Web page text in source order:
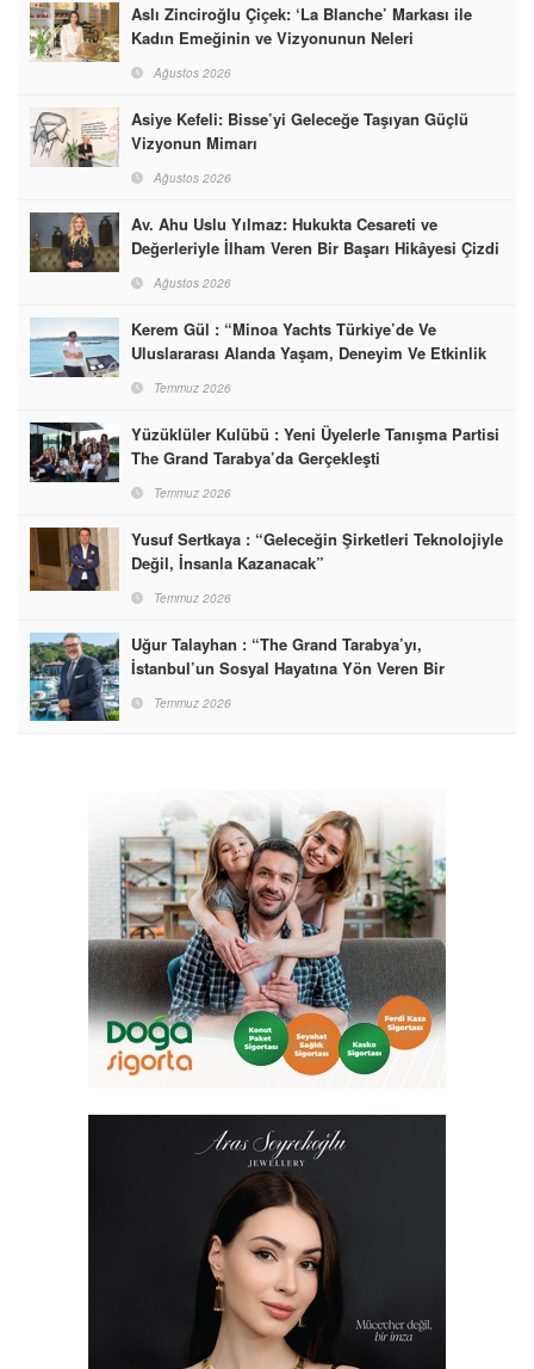
Aslı Zinciroğlu Çiçek: ‘La Blanche’ Markası ile
Kadın Emeğinin ve Vizyonunun Neleri
Ağustos 2026
Asiye Kefeli: Bisse’yi Geleceğe Taşıyan Güçlü
Vizyonun Mimarı
Ağustos 2026
Av. Ahu Uslu Yılmaz: Hukukta Cesareti ve
Değerleriyle İlham Veren Bir Başarı Hikâyesi Çizdi
Ağustos 2026
Kerem Gül : “Minoa Yachts Türkiye’de Ve
Uluslararası Alanda Yaşam, Deneyim Ve Etkinlik
Temmuz 2026
Yüzüklüler Kulübü : Yeni Üyelerle Tanışma Partisi
The Grand Tarabya’da Gerçekleşti
Temmuz 2026
Yusuf Sertkaya : “Geleceğin Şirketleri Teknolojiyle
Değil, İnsanla Kazanacak”
Temmuz 2026
Uğur Talayhan : “The Grand Tarabya’yı,
İstanbul’un Sosyal Hayatına Yön Veren Bir
Temmuz 2026